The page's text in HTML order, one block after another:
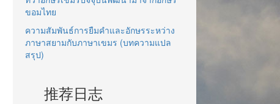
ขอมไทย
ความสัมพันธ์การยืมคำและอักษรระหว่าง
ภาษาสยามกับภาษาเขมร (บทความแปล
สรุป)
推荐日志